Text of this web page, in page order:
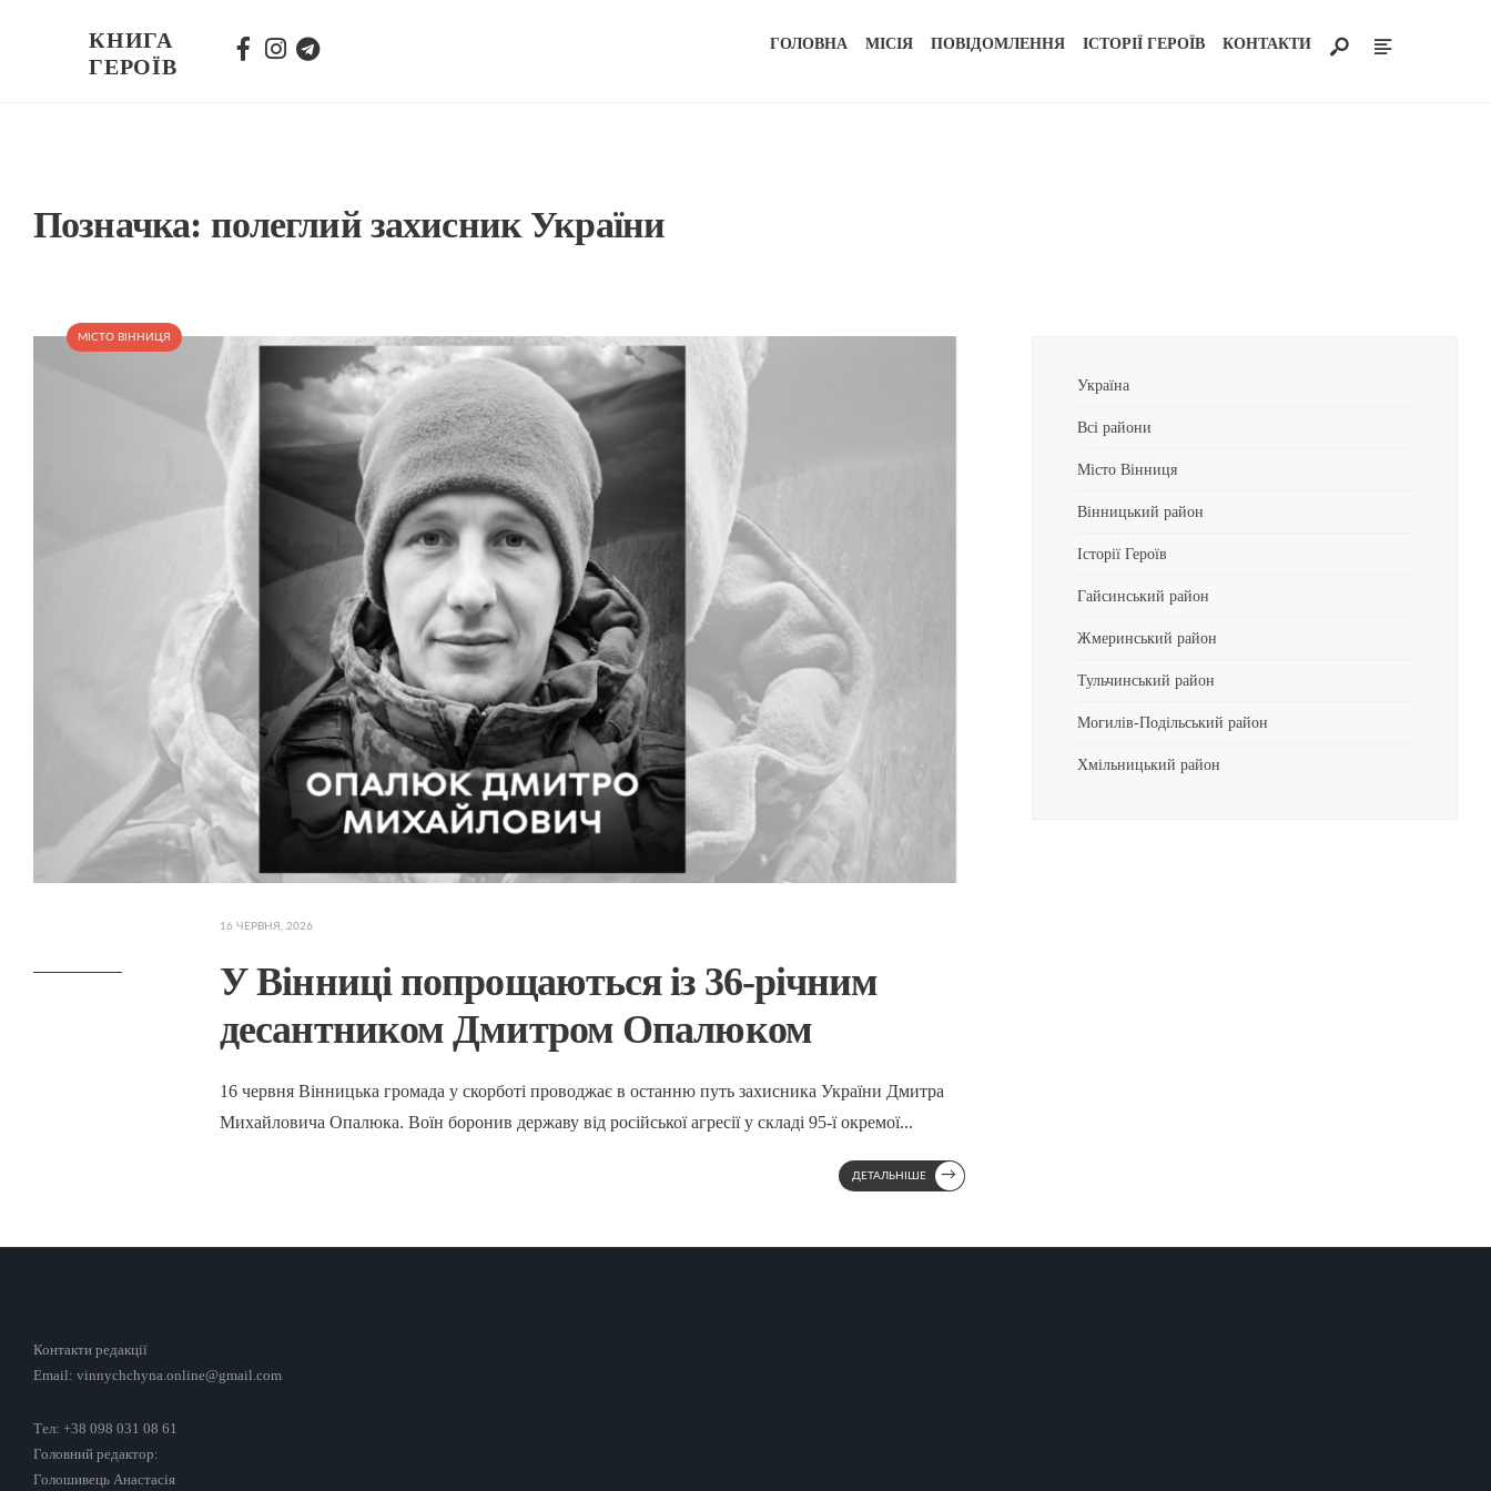
КНИГА
ГЕРОЇВ
ГОЛОВНА МІСІЯ ПОВІДОМЛЕННЯ ІСТОРІЇ ГЕРОЇВ КОНТАКТИ
Позначка: полеглий захисник України
МІСТО ВІННИЦЯ
16 ЧЕРВНЯ, 2026
У Вінниці попрощаються із 36-річним
десантником Дмитром Опалюком
16 червня Вінницька громада у скорботі проводжає в останню путь захисника України Дмитра
Михайловича Опалюка. Воїн боронив державу від російської агресії у складі 95-ї окремої...
ДЕТАЛЬНІШЕ →
Україна
Всі райони
Місто Вінниця
Вінницький район
Історії Героїв
Гайсинський район
Жмеринський район
Тульчинський район
Могилів-Подільський район
Хмільницький район
Контакти редакції
Email: vinnychchyna.online@gmail.com
Тел: +38 098 031 08 61
Головний редактор:
Голошивець Анастасія